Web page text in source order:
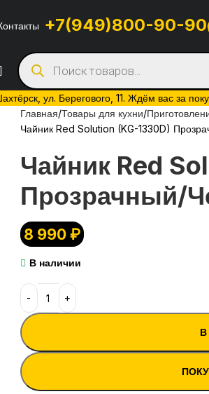
ул. Берегового, 11. Ждём вас за
+7(949)800-90-90
Главная Товары для кухни
Чайник Red Solution (KG-1330D)
Чайник Red
Прозрачный/
8 990₽
В наличии